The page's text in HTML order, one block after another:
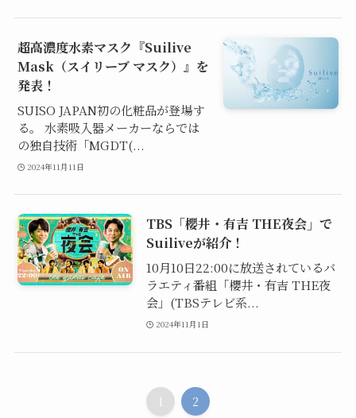
超高濃度水素マスク『Suilive
Mask（スイリーブ マスク）』を
発表！
SUISO JAPAN初の化粧品が登場す
る。 水素吸入器メーカーならでは
の独自技術「MGDT(...
2024年11月11日
TBS「櫻井・有吉 THE夜会」で
Suiliveが紹介！
10月10日22:00に放送されているバ
ラエティ番組「櫻井・有吉 THE夜
会」(TBSテレビ系...
2024年11月1日
1 2